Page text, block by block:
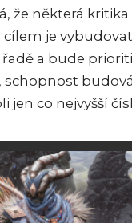
že některá
cílem je
a bude
schopnost
jen co nejvyšší